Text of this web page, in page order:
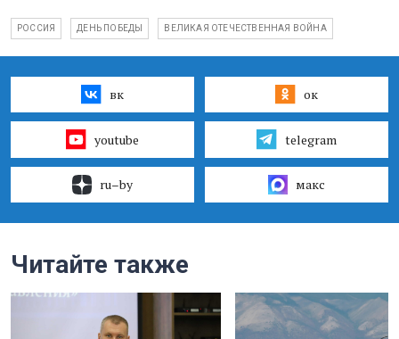
РОССИЯ ДЕНЬ ПОБЕДЫ ВЕЛИКАЯ ОТЕЧЕСТВЕННАЯ ВОЙНА
вк ок
youtube telegram
ru–by макс
Читайте также